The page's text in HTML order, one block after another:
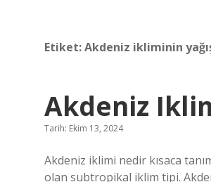
Etiket:Akdeniz ikliminin
Akdeniz
Tarih: Ekim 13, 2024
Akdeniz iklimi nedir kısaca
olan subtropikal iklim tipi.